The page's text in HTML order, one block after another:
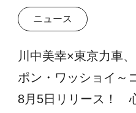
ニュース
川中美幸×東京力車
ポン・ワッショイ～
8月5日リリース！